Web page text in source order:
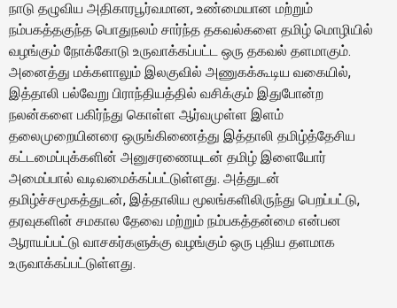
நாடு தழுவிய அதிகாரபூர்வமான, உண்மையான மற்றும்
நம்பகத்தகுந்த பொதுநலம் சார்ந்த தகவல்களை தமிழ் மொழியில்
வழங்கும் நோக்கோடு உருவாக்கப்பட்ட ஒரு தகவல் தளமாகும்.
அனைத்து மக்களாலும் இலகுவில் அணுகக்கூடிய வகையில்,
இத்தாலி பல்வேறு பிராந்தியத்தில் வசிக்கும் இதுபோன்ற
நலன்களை பகிர்ந்து கொள்ள ஆர்வமுள்ள இளம்
தலைமுறையினரை ஒருங்கிணைத்து இத்தாலி தமிழ்த்தேசிய
கட்டமைப்புக்களின் அனுசரணையுடன் தமிழ் இளையோர்
அமைப்பால் வடிவமைக்கப்பட்டுள்ளது. அத்துடன்
தமிழ்ச்சமூகத்துடன், இத்தாலிய மூலங்களிலிருந்து பெறப்பட்டு,
தரவுகளின் சமகால தேவை மற்றும் நம்பகத்தன்மை என்பன
ஆராயப்பட்டு வாசகர்களுக்கு வழங்கும் ஒரு புதிய தளமாக
உருவாக்கப்பட்டுள்ளது.